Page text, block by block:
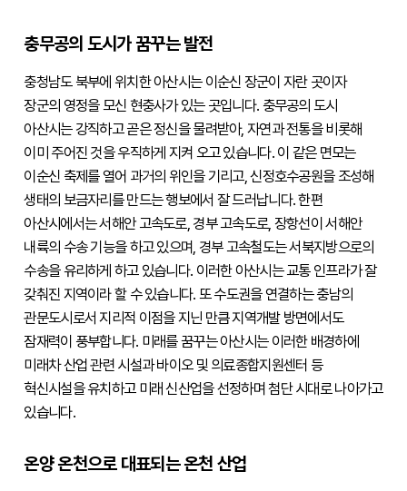
충무공의 도시가 꿈꾸는 발전
충청남도 북부에 위치한 아산시는 이순신 장군이 자란 곳이자
장군의 영정을 모신 현충사가 있는 곳입니다. 충무공의 도시
아산시는 강직하고 곧은 정신을 물려받아, 자연과 전통을 비롯해
이미 주어진 것을 우직하게 지켜 오고 있습니다. 이 같은 면모는
이순신 축제를 열어 과거의 위인을 기리고, 신정호수공원을 조성해
생태의 보금자리를 만드는 행보에서 잘 드러납니다. 한편
아산시에서는 서해안 고속도로, 경부 고속도로, 장항선이 서해안
내륙의 수송 기능을 하고 있으며, 경부 고속철도는 서북지방으로의
수송을 유리하게 하고 있습니다. 이러한 아산시는 교통 인프라가 잘
갖춰진 지역이라 할 수 있습니다. 또 수도권을 연결하는 충남의
관문도시로서 지리적 이점을 지닌 만큼 지역개발 방면에서도
잠재력이 풍부합니다. 미래를 꿈꾸는 아산시는 이러한 배경하에
미래차 산업 관련 시설과 바이오 및 의료종합지원센터 등
혁신시설을 유치하고 미래 신산업을 선정하며 첨단 시대로 나아가고
있습니다.
온양 온천으로 대표되는 온천 산업